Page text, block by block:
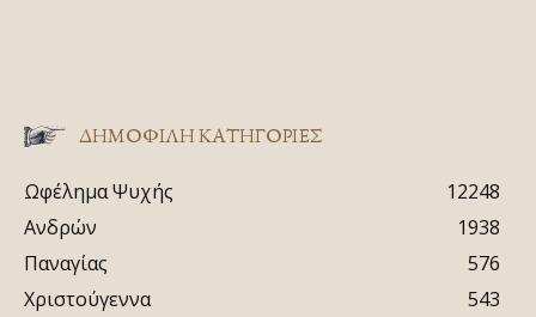
ΔΗΜΟΦΙΛΗ ΚΑΤΗΓΟΡΙΕΣ
Ωφέλημα Ψυχής
12248
Ανδρών
1938
Παναγίας
576
Χριστούγεννα
543